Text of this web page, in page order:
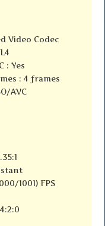
Video Codec
: Yes
: 4 frames
AVC
1001) FPS